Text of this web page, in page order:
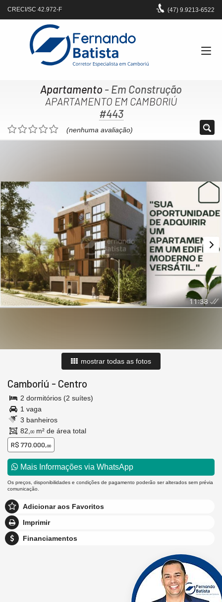
CRECI/SC 42.972-F (47) 9.9213-6522
Apartamento - Em Construção
APARTAMENTO EM CAMBORIÚ
#443
(nenhuma avaliação)
mostrar todas as fotos
Camboriú - Centro
2 dormitórios (2 suítes)
1 vaga
3 banheiros
82, 00 m² de área total
R$ 770.000,00
Mais Informações via WhatsApp
Os preços, disponibilidades e condições de pagamento poderão ser alterados sem prévia
comunicação.
Adicionar aos Favoritos
Imprimir
Financiamentos